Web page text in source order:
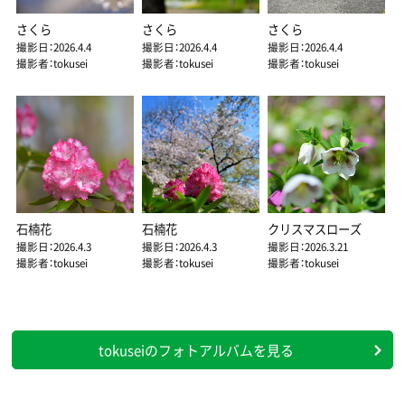
さくら
撮影日：2026.4.4
撮影者：tokusei
さくら
撮影日：2026.4.4
撮影者：tokusei
さくら
撮影日：2026.4.4
撮影者：tokusei
石楠花
撮影日：2026.4.3
撮影者：tokusei
石楠花
撮影日：2026.4.3
撮影者：tokusei
クリスマスローズ
撮影日：2026.3.21
撮影者：tokusei
tokuseiのフォトアルバムを見る